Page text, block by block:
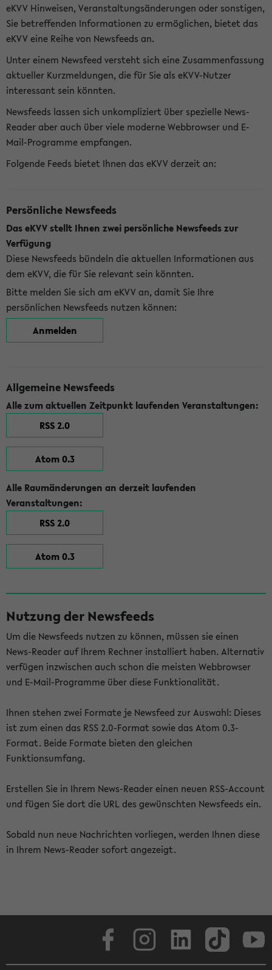
eKVV Hinweisen, Veranstaltungsänderungen oder sonstigen,
Sie betreffenden Informationen zu ermöglichen, bietet das
eKVV eine Reihe von Newsfeeds an.
Unter einem Newsfeed versteht sich eine Zusammenfassung
aktueller Kurzmeldungen, die für Sie als eKVV-Nutzer
interessant sein könnten.
Newsfeeds lassen sich unkompliziert über spezielle News-
Reader aber auch über viele moderne Webbrowser und E-
Mail-Programme empfangen.
Folgende Feeds bietet Ihnen das eKVV derzeit an:
Persönliche Newsfeeds
Das eKVV stellt Ihnen zwei persönliche Newsfeeds zur
Verfügung
Diese Newsfeeds bündeln die aktuellen Informationen aus
dem eKVV, die für Sie relevant sein könnten.
Bitte melden Sie sich am eKVV an, damit Sie Ihre
persönlichen Newsfeeds nutzen können:
Anmelden
Allgemeine Newsfeeds
Alle zum aktuellen Zeitpunkt laufenden Veranstaltungen:
RSS 2.0
Atom 0.3
Alle Raumänderungen an derzeit laufenden
Veranstaltungen:
RSS 2.0
Atom 0.3
Nutzung der Newsfeeds
Um die Newsfeeds nutzen zu können, müssen sie einen
News-Reader auf Ihrem Rechner installiert haben. Alternativ
verfügen inzwischen auch schon die meisten Webbrowser
und E-Mail-Programme über diese Funktionalität.
Ihnen stehen zwei Formate je Newsfeed zur Auswahl: Dieses
ist zum einen das RSS 2.0-Format sowie das Atom 0.3-
Format. Beide Formate bieten den gleichen
Funktionsumfang.
Erstellen Sie in Ihrem News-Reader einen neuen RSS-Account
und fügen Sie dort die URL des gewünschten Newsfeeds ein.
Sobald nun neue Nachrichten vorliegen, werden Ihnen diese
in Ihrem News-Reader sofort angezeigt.